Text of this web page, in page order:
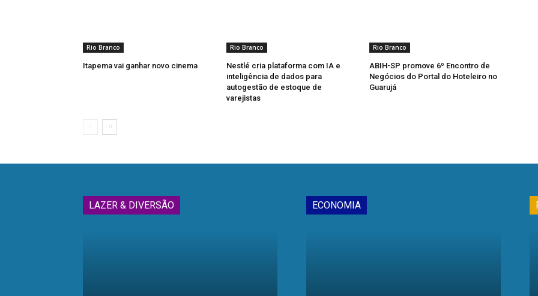
Rio Branco
Itapema vai ganhar novo cinema
Rio Branco
Nestlé cria plataforma com IA e
inteligência de dados para
autogestão de estoque de
varejistas
Rio Branco
ABIH-SP promove 6º Encontro de
Negócios do Portal do Hoteleiro no
Guarujá
LAZER & DIVERSÃO ECONOMIA